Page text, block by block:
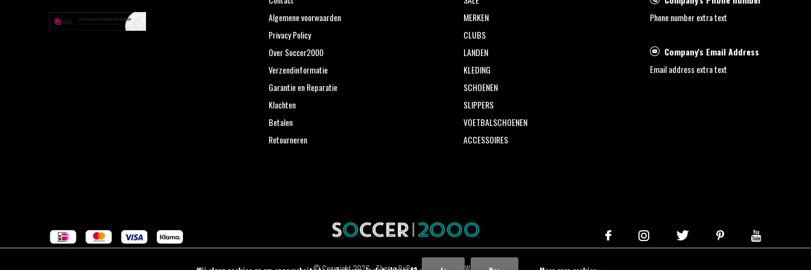
Algemene voorwaarden
Privacy Policy
Over Soccer2000
Verzendinformatie
Garantie en Reparatie
Klachten
Betalen
Retourneren
MERKEN
CLUBS
LANDEN
KLEDING
SCHOENEN
SLIPPERS
VOETBALSCHOENEN
ACCESSOIRES
Phone number extra text
Company's Email Address
Email address extra text